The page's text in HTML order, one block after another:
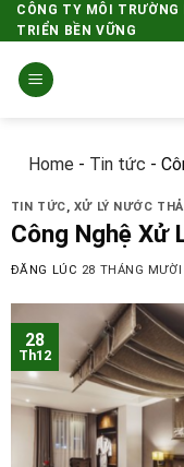
Skip
to
content
CÔNG TY MÔI
TRIỂN BỀN VỮNG
Home- Tin tức -
TIN TỨC, XỬ LÝ NƯỚC
Công Nghệ Xử
ĐĂNG LÚC 28 THÁNG
28
Th12